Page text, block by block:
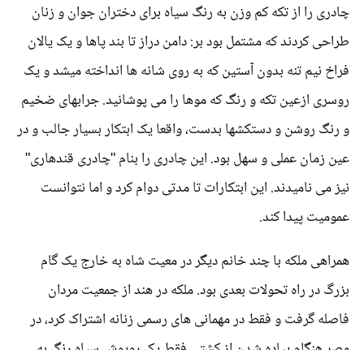
چادری را از تکه کم وزن به رنگ سیاه برای دختران جوان و زنان
طراحی کردند که مشتمل بود بر: دامن دراز تا بند پاها و یک یالان
فراخ نیم تنه بدون آستین که به روی شانه ها انداخته میشد و یک
روسری ازعین تکه و رنگ که موها را می پوشانید. جرابهای ضخیم
و رنگ روشن و دستکشها بدست، واقعا یک ابتکار بسیار جالب و در
عین زمان عملی و سهل بود. این چادری را بنام "چادری قندهاری"
نیز می نامیدند. این ابتکارات تا مدتی دوام کرد و اما نتوانست
عمومیت پیدا کند.
همراهی ملکه با چند خانم دیگر در معیت شاه به خارج یک گام
بزرگ در راه تحولات بعدی بود. ملکه در هند از جمعیت مردان
فاصله گرفت و فقط در مهمانی های رسمی زنانه اشتراک کرد، در